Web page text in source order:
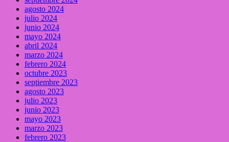
agosto 2024
julio 2024
junio 2024
mayo 2024
abril 2024
marzo 2024
febrero 2024
octubre 2023
septiembre 2023
agosto 2023
julio 2023
junio 2023
mayo 2023
marzo 2023
febrero 2023